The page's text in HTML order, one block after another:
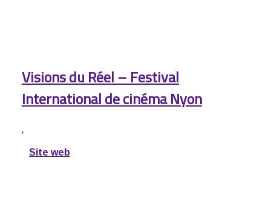
Visions du Réel – Festival
International de cinéma Nyon
,
Site web